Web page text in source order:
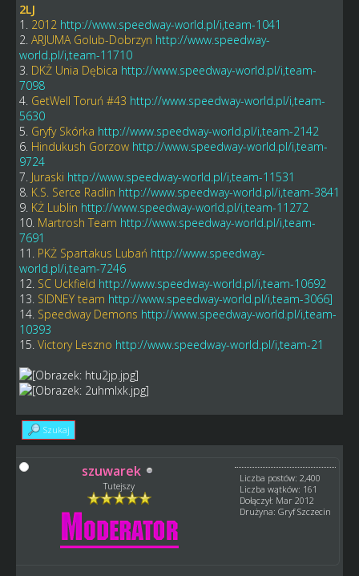
2LJ
1. 2012 http://www.speedway-world.pl/i,team-1041
2. ARJUMA Golub-Dobrzyn http://www.speedway-
world.pl/i,team-11710
3. DKŻ Unia Dębica http://www.speedway-world.pl/i,team-
7098
4. GetWell Toruń #43 http://www.speedway-world.pl/i,team-
5630
5. Gryfy Skórka http://www.speedway-world.pl/i,team-2142
6. Hindukush Gorzow http://www.speedway-world.pl/i,team-
9724
7. Juraski http://www.speedway-world.pl/i,team-11531
8. K.S. Serce Radlin http://www.speedway-world.pl/i,team-3841
9. KŻ Lublin http://www.speedway-world.pl/i,team-11272
10. Martrosh Team http://www.speedway-world.pl/i,team-
7691
11. PKŻ Spartakus Lubań http://www.speedway-
world.pl/i,team-7246
12. SC Uckfield http://www.speedway-world.pl/i,team-10692
13. SIDNEY team http://www.speedway-world.pl/i,team-3066]
14. Speedway Demons http://www.speedway-world.pl/i,team-
10393
15. Victory Leszno http://www.speedway-world.pl/i,team-21
Szukaj
szuwarek
Tutejszy
Liczba postów: 2,400
Liczba wątków: 161
Dołączył: Mar 2012
Drużyna: Gryf Szczecin